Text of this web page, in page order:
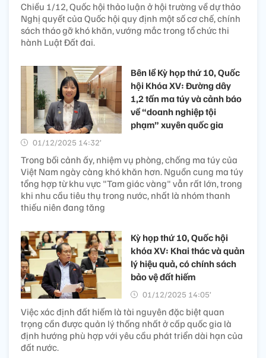
Chiều 1/12, Quốc hội thảo luận ở hội trường về dự thảo
Nghị quyết của Quốc hội quy định một số cơ chế, chính
sách tháo gỡ khó khăn, vướng mắc trong tổ chức thi
hành Luật Đất đai.
Bên lề Kỳ họp thứ 10, Quốc
hội Khóa XV: Đường dây
1,2 tấn ma túy và cảnh báo
về “doanh nghiệp tội
phạm” xuyên quốc gia
01/12/2025 14:32’
Trong bối cảnh ấy, nhiệm vụ phòng, chống ma túy của
Việt Nam ngày càng khó khăn hơn. Nguồn cung ma túy
tổng hợp từ khu vực "Tam giác vàng" vẫn rất lớn, trong
khi nhu cầu tiêu thụ trong nước, nhất là nhóm thanh
thiếu niên đang tăng
Kỳ họp thứ 10, Quốc hội
khóa XV: Khai thác và quản
lý hiệu quả, có chính sách
bảo vệ đất hiếm
01/12/2025 14:05’
Việc xác định đất hiếm là tài nguyên đặc biệt quan
trọng cần được quản lý thống nhất ở cấp quốc gia là
định hướng phù hợp với yêu cầu phát triển dài hạn của
đất nước.